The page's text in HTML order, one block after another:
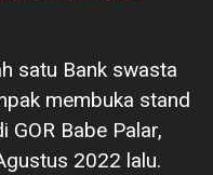
satu Bank swasta
membuka stand
GOR Babe Palar,
2022 lalu.